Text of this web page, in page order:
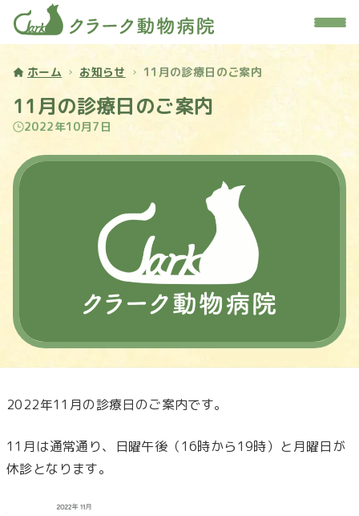
ホーム お知らせ 11月の診療日のご案内
11月の診療日のご案内
2022年10月7日
2022年11月の診療日のご案内です。
11月は通常通り、日曜午後（16時から19時）と月曜日が
休診となります。